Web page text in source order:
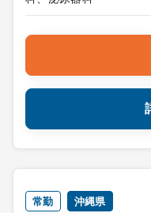
常勤 沖縄県